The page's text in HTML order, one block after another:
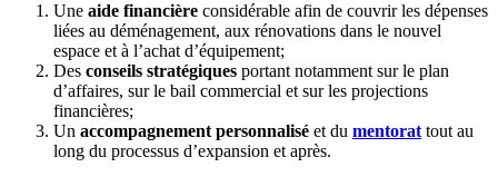
Une aide financière considérable afin de couvrir les dépenses
liées au déménagement, aux rénovations dans le nouvel
espace et à l’achat d’équipement;
Des conseils stratégiques portant notamment sur le plan
d’affaires, sur le bail commercial et sur les projections
financières;
Un accompagnement personnalisé et du mentorattout au
long du processus d’expansion et après.